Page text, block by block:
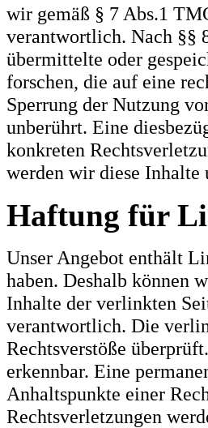
wir gemäß § 7 Abs.1
verantwortlich. Nach §§
übermittelte oder
forschen, die auf eine
Sperrung der Nutzung
unberührt. Eine
konkreten
werden wir diese Inhalte
Haftung für
Unser Angebot enthält
haben. Deshalb können
Inhalte der verlinkten
verantwortlich. Die
Rechtsverstöße
erkennbar. Eine
Anhaltspunkte einer
Rechtsverletzungen